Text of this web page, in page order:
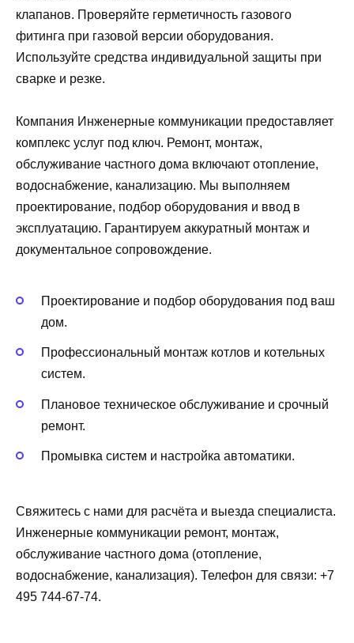
клапанов. Проверяйте герметичность газового
фитинга при газовой версии оборудования.
Используйте средства индивидуальной защиты при
сварке и резке.
Компания Инженерные коммуникации предоставляет
комплекс услуг под ключ. Ремонт, монтаж,
обслуживание частного дома включают отопление,
водоснабжение, канализацию. Мы выполняем
проектирование, подбор оборудования и ввод в
эксплуатацию. Гарантируем аккуратный монтаж и
документальное сопровождение.
Проектирование и подбор оборудования под ваш
дом.
Профессиональный монтаж котлов и котельных
систем.
Плановое техническое обслуживание и срочный
ремонт.
Промывка систем и настройка автоматики.
Свяжитесь с нами для расчёта и выезда специалиста.
Инженерные коммуникации ремонт, монтаж,
обслуживание частного дома (отопление,
водоснабжение, канализация). Телефон для связи: +7
495 744-67-74.